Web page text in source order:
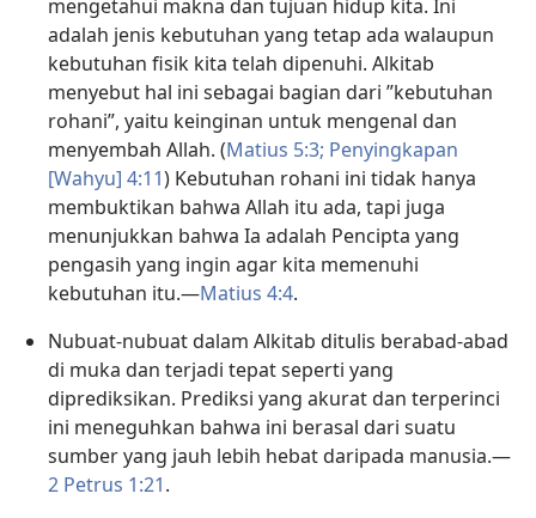
mengetahui makna dan tujuan hidup kita. Ini
adalah jenis kebutuhan yang tetap ada walaupun
kebutuhan fisik kita telah dipenuhi. Alkitab
menyebut hal ini sebagai bagian dari ”kebutuhan
rohani”, yaitu keinginan untuk mengenal dan
menyembah Allah. (Matius 5:3; Penyingkapan
[Wahyu] 4:11) Kebutuhan rohani ini tidak hanya
membuktikan bahwa Allah itu ada, tapi juga
menunjukkan bahwa Ia adalah Pencipta yang
pengasih yang ingin agar kita memenuhi
kebutuhan itu.​—Matius 4:4.
Nubuat-nubuat dalam Alkitab ditulis berabad-abad
di muka dan terjadi tepat seperti yang
diprediksikan. Prediksi yang akurat dan terperinci
ini meneguhkan bahwa ini berasal dari suatu
sumber yang jauh lebih hebat daripada manusia.​—
2 Petrus 1:​21.